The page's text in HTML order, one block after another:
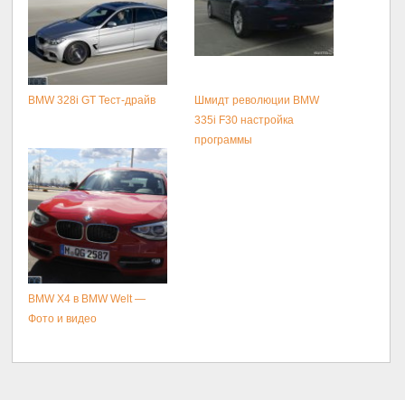
BMW 328i GT Тест-драйв
Шмидт революции BMW
335i F30 настройка
программы
BMW X4 в BMW Welt —
Фото и видео